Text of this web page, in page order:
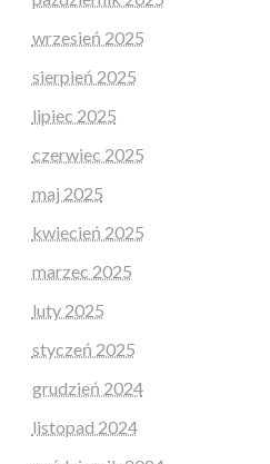
wrzesień 2025
sierpień 2025
lipiec 2025
czerwiec 2025
maj 2025
kwiecień 2025
marzec 2025
luty 2025
styczeń 2025
grudzień 2024
listopad 2024